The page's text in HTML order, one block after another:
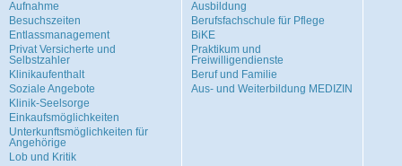
Aufnahme
Besuchszeiten
Entlassmanagement
Privat Versicherte und
Selbstzahler
Klinikaufenthalt
Soziale Angebote
Klinik-Seelsorge
Einkaufsmöglichkeiten
Unterkunftsmöglichkeiten für
Angehörige
Lob und Kritik
Ausbildung
Berufsfachschule für Pflege
BiKE
Praktikum und
Freiwilligendienste
Beruf und Familie
Aus- und Weiterbildung MEDIZIN